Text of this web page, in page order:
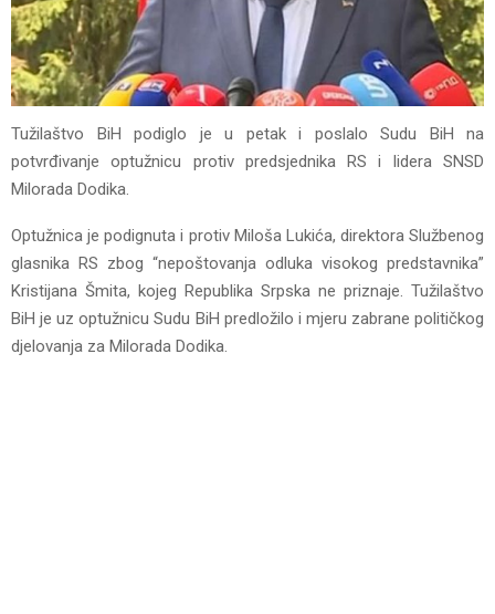
Tužilaštvo BiH podiglo je u petak i poslalo Sudu BiH na
potvrđivanje optužnicu protiv predsjednika RS i lidera SNSD
Milorada Dodika.
Optužnica je podignuta i protiv Miloša Lukića, direktora Službenog
glasnika RS zbog “nepoštovanja odluka visokog predstavnika”
Kristijana Šmita, kojeg Republika Srpska ne priznaje. Tužilaštvo
BiH je uz optužnicu Sudu BiH predložilo i mjeru zabrane političkog
djelovanja za Milorada Dodika.